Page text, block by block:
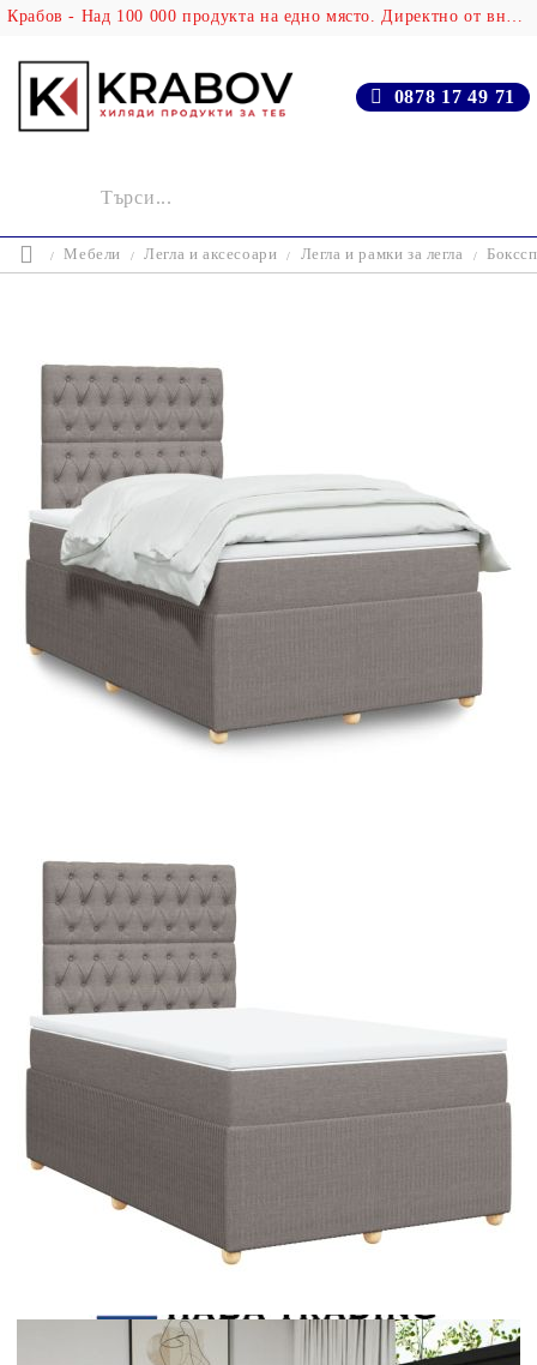
Крабов - Над 100 000 продукта на едно място. Директно от вносителя!
0878 17 49 71
Мебели Легла и аксесоари Легла и рамки за легла
Сподели Tweet